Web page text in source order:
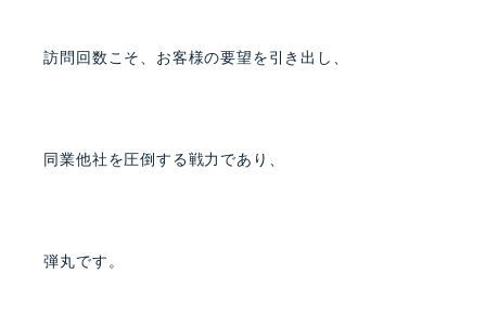
訪問回数こそ、お客様の要望を引き出し、
同業他社を圧倒する戦力であり、
弾丸です。